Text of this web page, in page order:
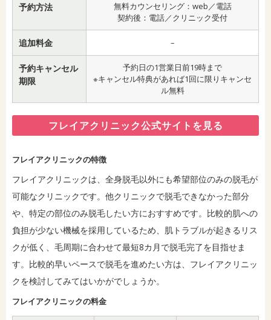
予約方法
無料カウンセリング：web／電話
契約後：電話／クリニック受付
追加料金 –
予約キャンセル
期限
予約日の1営業日前19時まで
※キャンセル特典があれば1回に限りキャンセ
ル無料
フレイアクリニック公式サイトを見る
フレイアクリニックの特徴
フレイアクリニックは、全身脱毛以外にも希望部位のみの脱毛が
可能なクリニックです。他クリニックで脱毛できなかった部分
や、特定の部位のみ脱毛したい方におすすめです。比較的肌への
負担が少ない機械を採用しているため、肌トラブルが起きるリス
クが低く、毛周期に合わせて最短8カ月で脱毛完了を目指せま
す。比較的早いペースで脱毛を進めたい方は、フレイアクリニッ
クを検討してみてはいかがでしょうか。
フレイアクリニックの料金